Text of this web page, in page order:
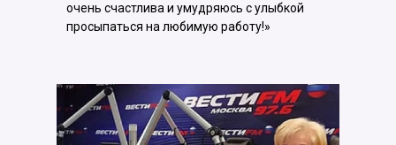
очень счастлива и умудряюсь с улыбкой
просыпаться на любимую работу!»